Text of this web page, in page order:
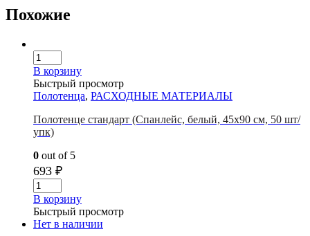
Похожие
В корзину
Быстрый просмотр
Полотенца, РАСХОДНЫЕ МАТЕРИАЛЫ
Полотенце стандарт (Спанлейс, белый, 45х90 см, 50 шт/
упк)
0 out of 5
693 ₽
В корзину
Быстрый просмотр
Нет в наличии